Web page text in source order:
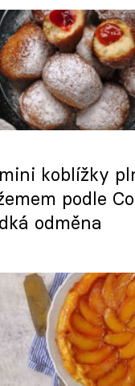
koblížky
podle
odměna